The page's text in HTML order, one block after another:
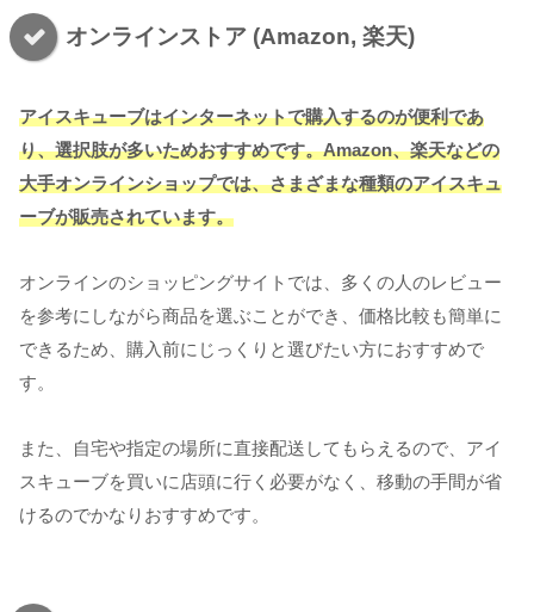
オンラインストア (Amazon, 楽天)
アイスキューブはインターネットで購入するのが便利であ
り、選択肢が多いためおすすめです。Amazon、楽天などの
大手オンラインショップでは、さまざまな種類のアイスキュ
ーブが販売されています。
オンラインのショッピングサイトでは、多くの人のレビュー
を参考にしながら商品を選ぶことができ、価格比較も簡単に
できるため、購入前にじっくりと選びたい方におすすめで
す。
また、自宅や指定の場所に直接配送してもらえるので、アイ
スキューブを買いに店頭に行く必要がなく、移動の手間が省
けるのでかなりおすすめです。